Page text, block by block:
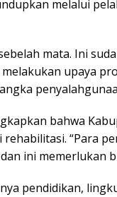
melalui
mata. Ini
upaya
bahwa
“Para
ini memerlukan
pendidikan,